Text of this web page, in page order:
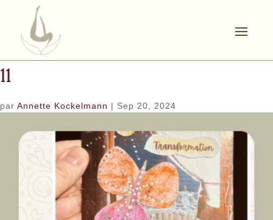
11
par Annette Kockelmann | Sep 20, 2024